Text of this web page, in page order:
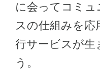
に会ってコミ
スの仕組みを応
行サービスが
う。